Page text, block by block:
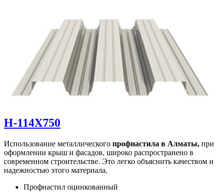
Н-114Х750
Использование металлического профнастила в Алматы, при
оформлении крыш и фасадов, широко распространено в
современном строительстве. Это легко объяснить качеством и
надежностью этого материала.
Профнастил оцинкованный